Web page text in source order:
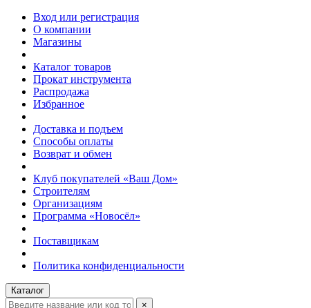
Вход или регистрация
О компании
Магазины
Каталог товаров
Прокат инструмента
Распродажа
Избранное
Доставка и подъем
Способы оплаты
Возврат и обмен
Клуб покупателей «Ваш Дом»
Строителям
Организациям
Программа «Новосёл»
Поставщикам
Политика конфиденциальности
Каталог
×